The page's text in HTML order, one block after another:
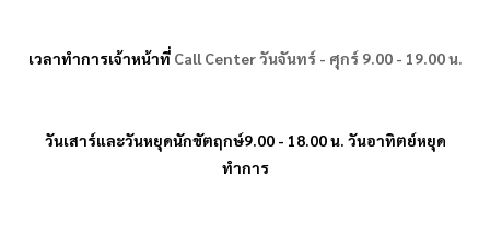
เวลาทำการเจ้าหน้าที่ Call Centerวันจันทร์ - ศุกร์ 9.00 - 19.00 น.
วันเสาร์และวันหยุดนักขัตฤกษ์9.00 - 18.00 น. วันอาทิตย์หยุด
ทำการ